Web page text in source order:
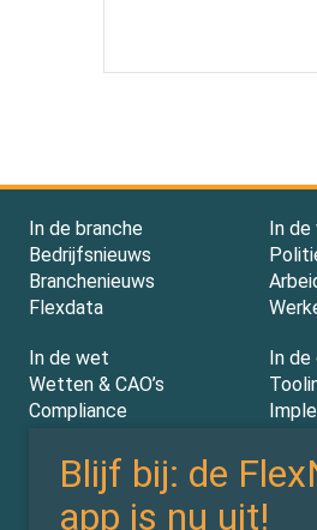
In de branche
Bedrijfsnieuws
Branchenieuws
Flexdata
In
In de wet
Wetten & CAO’s
Compliance
In de
Experts
Partners